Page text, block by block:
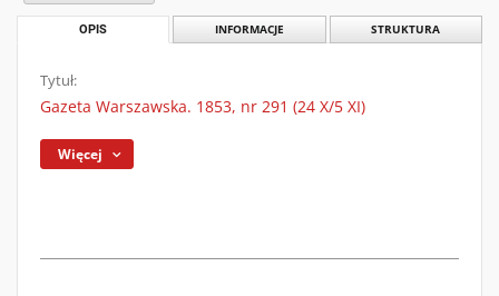
OPIS INFORMACJE STRUKTURA
Tytuł:
Gazeta Warszawska. 1853, nr 291 (24 X/5 XI)
Więcej